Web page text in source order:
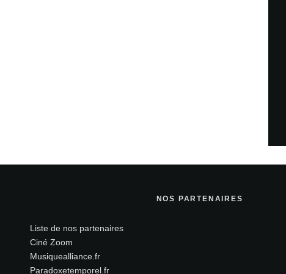
NOS PARTENAIRES
Liste de nos partenaires
Ciné Zoom
Musiquealliance.fr
Paradoxetemporel.fr